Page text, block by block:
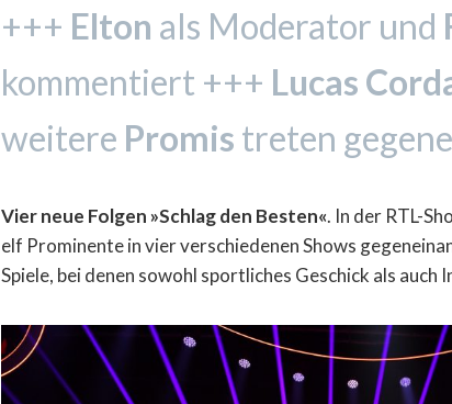
+++ Elton als Moderator und
kommentiert +++ Lucas
weitere Promis treten
Vier neue Folgen »Schlag den Besten«. In der RTL-
elf Prominente in vier verschiedenen Shows
Spiele, bei denen sowohl sportliches Geschick als